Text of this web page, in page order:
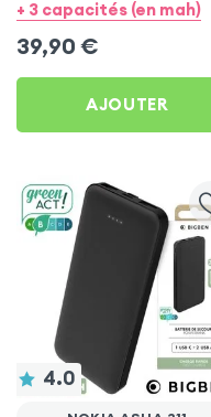
+ 2x USB - Obal:Me pour
+ 3 capacités (en mah)
39,90 €
AJOUTER
4.0